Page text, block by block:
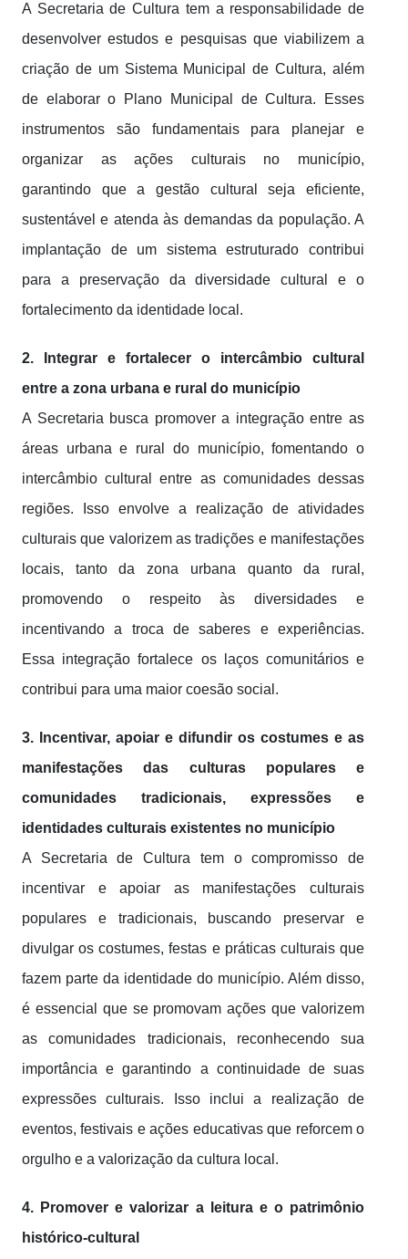
A Secretaria de Cultura tem a responsabilidade de
desenvolver estudos e pesquisas que viabilizem a
criação de um Sistema Municipal de Cultura, além
de elaborar o Plano Municipal de Cultura. Esses
instrumentos são fundamentais para planejar e
organizar as ações culturais no município,
garantindo que a gestão cultural seja eficiente,
sustentável e atenda às demandas da população. A
implantação de um sistema estruturado contribui
para a preservação da diversidade cultural e o
fortalecimento da identidade local.
2. Integrar e fortalecer o intercâmbio cultural
entre a zona urbana e rural do município
A Secretaria busca promover a integração entre as
áreas urbana e rural do município, fomentando o
intercâmbio cultural entre as comunidades dessas
regiões. Isso envolve a realização de atividades
culturais que valorizem as tradições e manifestações
locais, tanto da zona urbana quanto da rural,
promovendo o respeito às diversidades e
incentivando a troca de saberes e experiências.
Essa integração fortalece os laços comunitários e
contribui para uma maior coesão social.
3. Incentivar, apoiar e difundir os costumes e as
manifestações das culturas populares e
comunidades tradicionais, expressões e
identidades culturais existentes no município
A Secretaria de Cultura tem o compromisso de
incentivar e apoiar as manifestações culturais
populares e tradicionais, buscando preservar e
divulgar os costumes, festas e práticas culturais que
fazem parte da identidade do município. Além disso,
é essencial que se promovam ações que valorizem
as comunidades tradicionais, reconhecendo sua
importância e garantindo a continuidade de suas
expressões culturais. Isso inclui a realização de
eventos, festivais e ações educativas que reforcem o
orgulho e a valorização da cultura local.
4. Promover e valorizar a leitura e o patrimônio
histórico-cultural